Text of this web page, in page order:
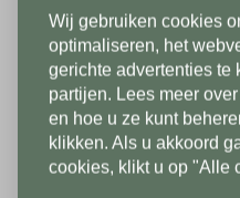
vlekken dringen niet door
waardoor de slabs
gemakkelijk schoon te
Duurzaam en Hard:De
samenstelling zorgt
zijn tegen zware
Telefoonnummer*
Land*
Nederland
Postcode*
In
tot en met 9/
10/8 zien we
ons in de
Wij gebruiken cookies
optimaliseren, het
gerichte advertenties te
partijen. Lees meer
en hoe u ze kunt
klikken. Als u akkoord
cookies, klikt u op "Alle